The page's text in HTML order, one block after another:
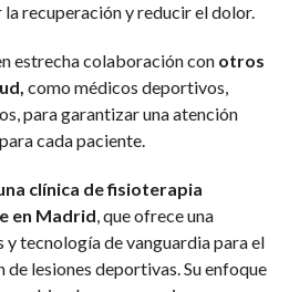
recuperación y reducir el dolor.
estrecha colaboración conotros
como médicos deportivos,
para garantizar una atención
cada paciente.
clínica de fisioterapia
en Madrid, que ofrece una
y tecnología de vanguardia para el
lesiones deportivas. Su enfoque